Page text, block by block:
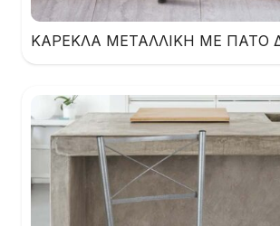
ΚΑΡΕΚΛΑ ΜΕΤΑΛΛΙΚΗ ΜΕ ΠΑΤΟ